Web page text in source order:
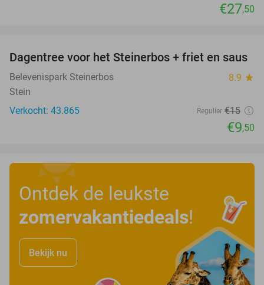
€27,50
37%
Dagentree voor het Steinerbos + friet en saus
Belevenispark Steinerbos 8.9 star
Stein
Verkocht: 43.865
Regulier €15
€9,50
Ontdek de leukste
zomervakantiedeals!
Bekijk nu